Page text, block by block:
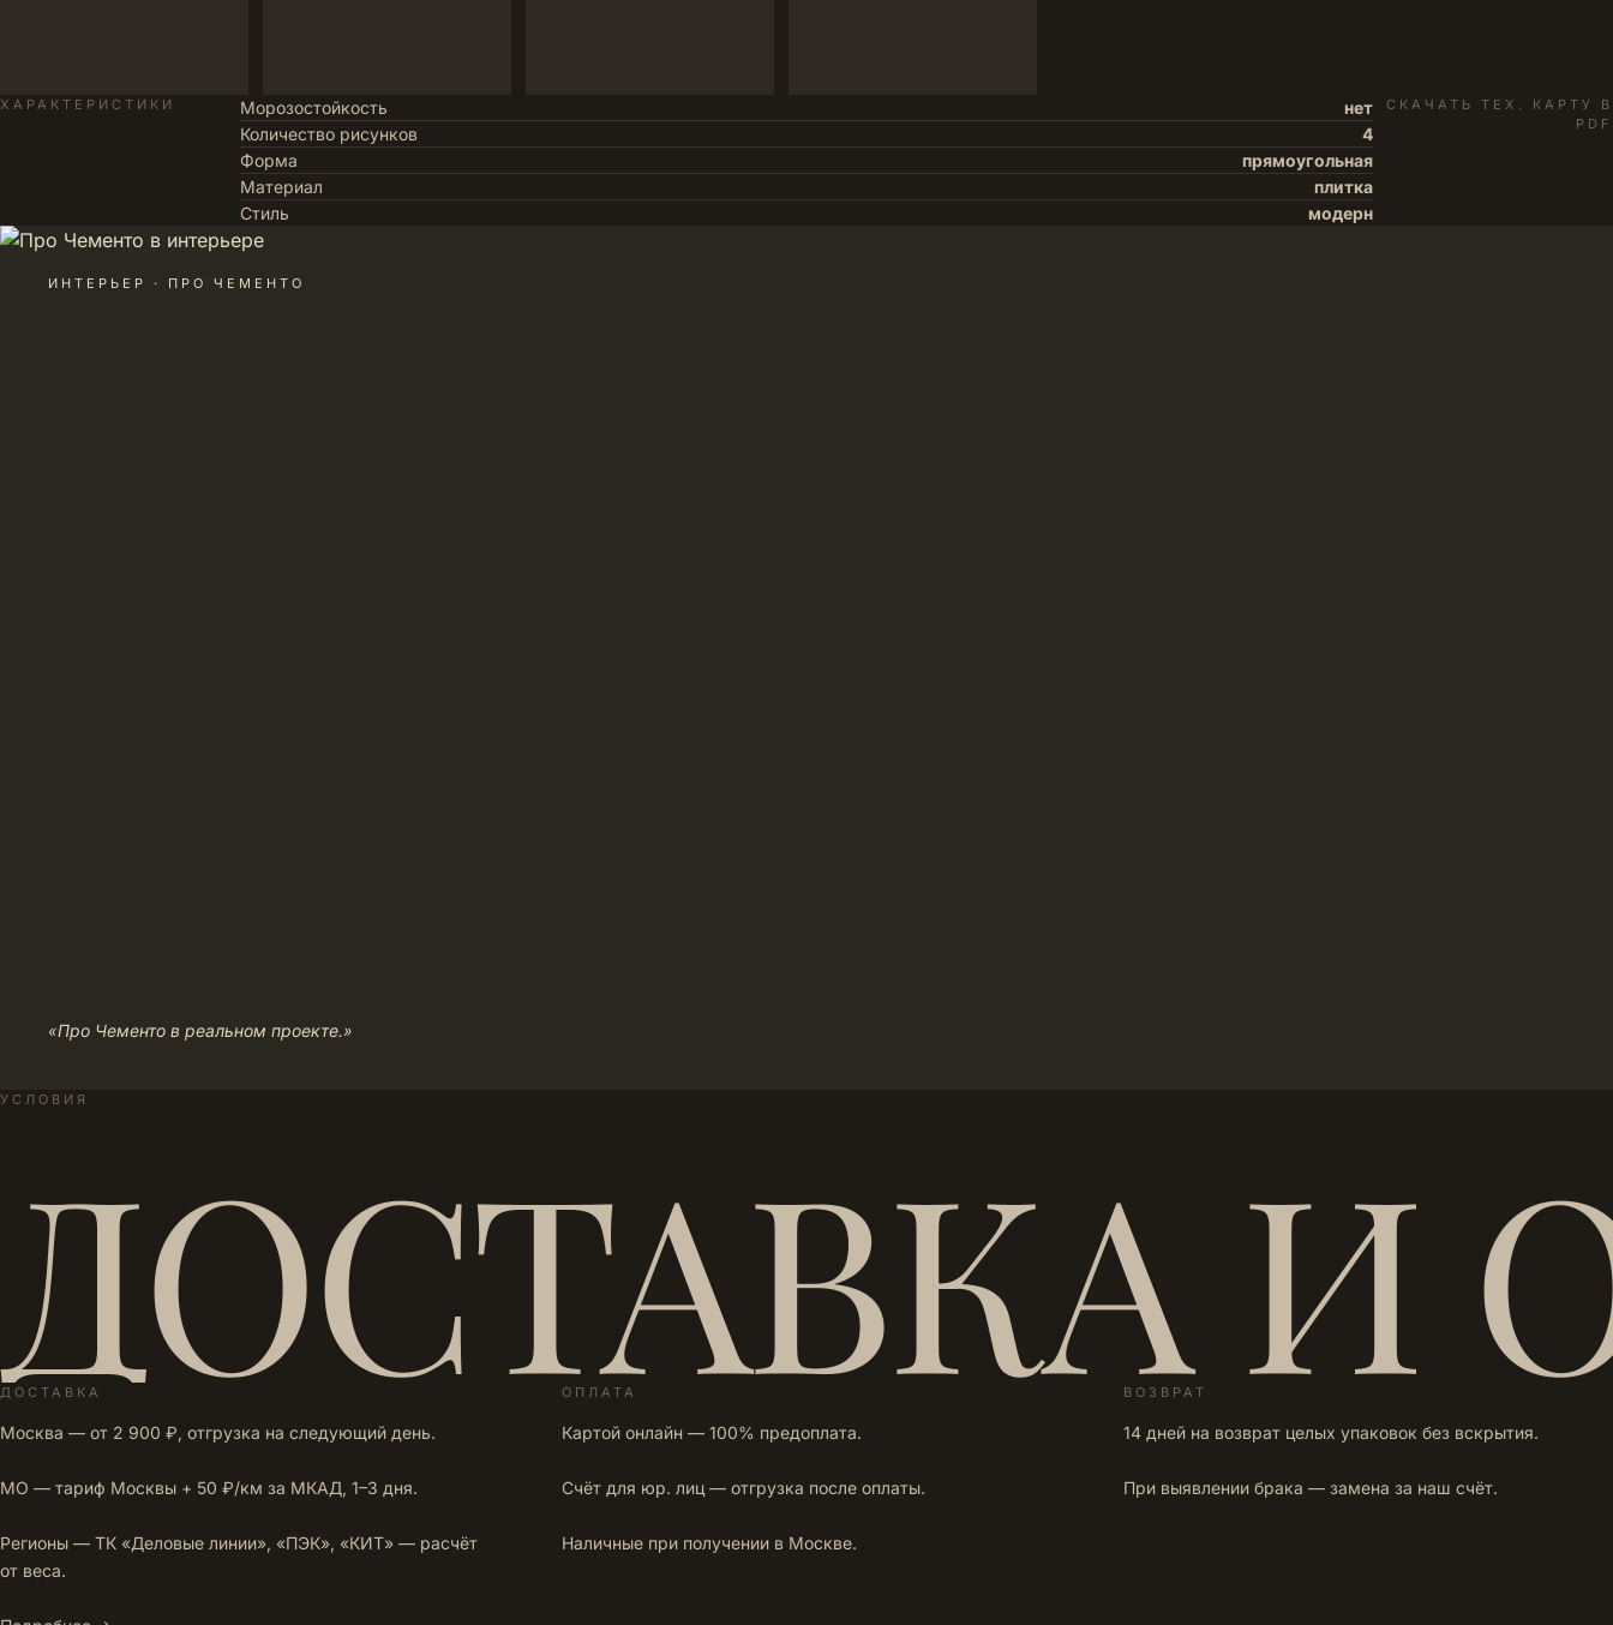
ХАРАКТЕРИСТИКИ Морозостойкость
нет
Количество рисунков
4
Форма
прямоугольная
Материал
плитка
Стиль
модерн
СКАЧАТЬ ТЕХ. КАРТУ В
PDF
ИНТЕРЬЕР · ПРО ЧЕМЕНТО
«Про Чементо в реальном проекте.»
УСЛОВИЯ
ДОСТАВКА И
ДОСТАВКА
Москва — от 2 900 ₽, отгрузка на следующий день.
МО — тариф Москвы + 50 ₽/км за МКАД, 1–3 дня.
Регионы — ТК «Деловые линии», «ПЭК», «КИТ» — расчёт
от веса.
ОПЛАТА
Картой онлайн — 100% предоплата.
Счёт для юр. лиц — отгрузка после оплаты.
Наличные при получении в Москве.
ВОЗВРАТ
14 дней на возврат целых упаковок без вскрытия.
При выявлении брака — замена за наш счёт.